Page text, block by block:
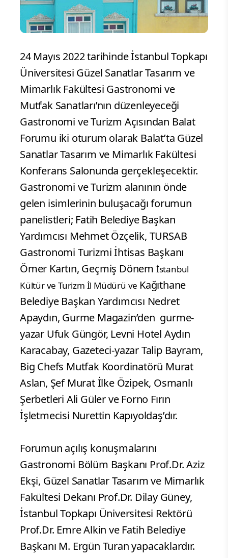
24 Mayıs 2022 tarihinde İstanbul Topkapı
Üniversitesi Güzel Sanatlar Tasarım ve
Mimarlık Fakültesi Gastronomi ve
Mutfak Sanatları’nın düzenleyeceği
Gastronomi ve Turizm Açısından Balat
Forumu iki oturum olarak Balat’ta Güzel
Sanatlar Tasarım ve Mimarlık Fakültesi
Konferans Salonunda gerçekleşecektir.
Gastronomi ve Turizm alanının önde
gelen isimlerinin buluşacağı forumun
panelistleri; Fatih Belediye Başkan
Yardımcısı Mehmet Özçelik, TURSAB
Gastronomi Turizmi İhtisas Başkanı
Ömer Kartın, Geçmiş Dönem İstanbul
Kültür ve Turizm İl Müdürü ve Kağıthane
Belediye Başkan Yardımcısı Nedret
Apaydın, Gurme Magazin’den gurme-
yazar Ufuk Güngör, Levni Hotel Aydın
Karacabay, Gazeteci-yazar Talip Bayram,
Big Chefs Mutfak Koordinatörü Murat
Aslan, Şef Murat İlke Özipek, Osmanlı
Şerbetleri Ali Güler ve Forno Fırın
İşletmecisi Nurettin Kapıyoldaş’dır.
Forumun açılış konuşmalarını
Gastronomi Bölüm Başkanı Prof.Dr. Aziz
Ekşi, Güzel Sanatlar Tasarım ve Mimarlık
Fakültesi Dekanı Prof.Dr. Dilay Güney,
İstanbul Topkapı Üniversitesi Rektörü
Prof.Dr. Emre Alkin ve Fatih Belediye
Başkanı M. Ergün Turan yapacaklardır.